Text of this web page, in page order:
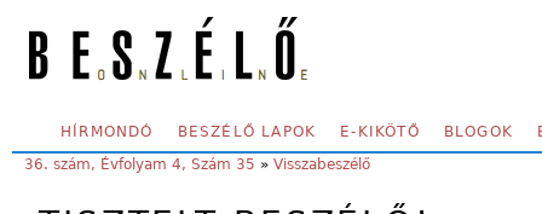
SECONDARY MENU
HÍRMONDÓ BESZÉLŐ LAPOK E-KIKÖTŐ BLOGOK
YOU ARE HERE:
36. szám, Évfolyam 4, Szám 35 » Visszabeszélő